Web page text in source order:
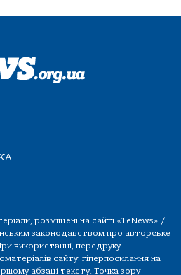
розміщені на сайті «TeNews» /
законодавством про авторське
використанні, передруку
сайту, гіперпосилання на
абзаці тексту. Точка зору